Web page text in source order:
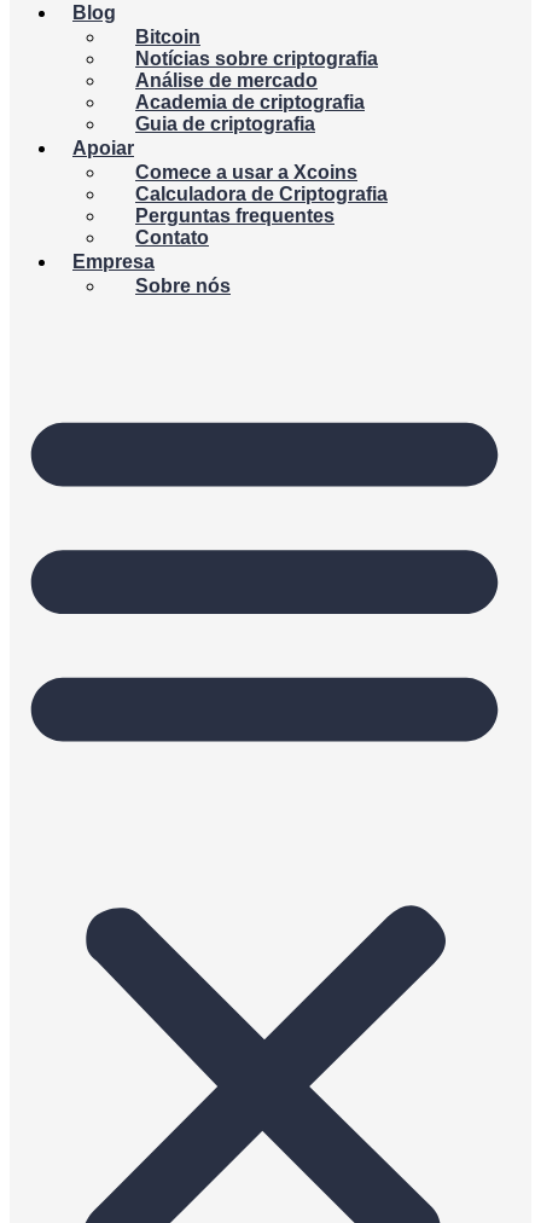
Blog
Bitcoin
Notícias sobre criptografia
Análise de mercado
Academia de criptografia
Guia de criptografia
Apoiar
Comece a usar a Xcoins
Calculadora de Criptografia
Perguntas frequentes
Contato
Empresa
Sobre nós